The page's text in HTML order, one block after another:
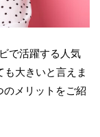
で活躍する人気
大きいと言えま
メリットをご紹